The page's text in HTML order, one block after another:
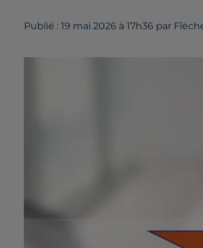
Publié : 19 mai 2026 à 17h36 par